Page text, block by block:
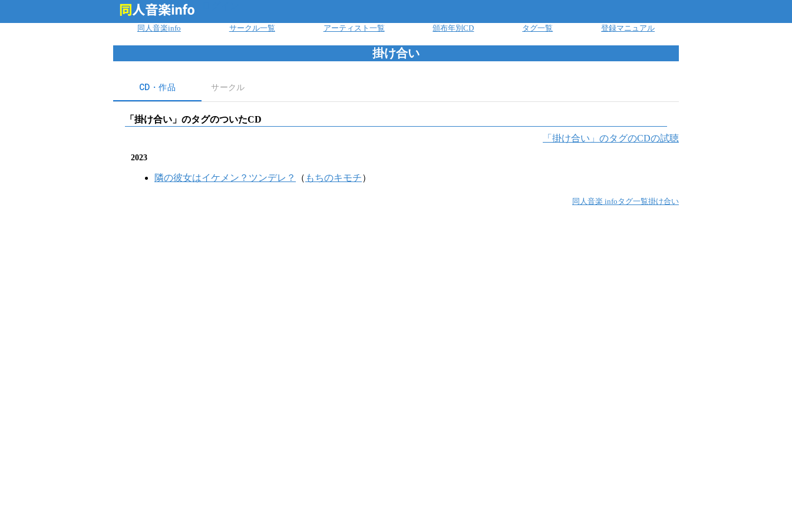
同人音楽info サークル一覧 アーティスト一覧 頒布年別CD タグ一覧 登録マニュアル
掛け合い
CD・作品 サークル
「 掛け合い 」のタグのついたCD
「 掛け合い 」のタグのCDの試聴
2023
隣の彼女はイケメン？ツンデレ？ （ もちのキモチ）
同人音楽 infoタグ一覧掛け合い